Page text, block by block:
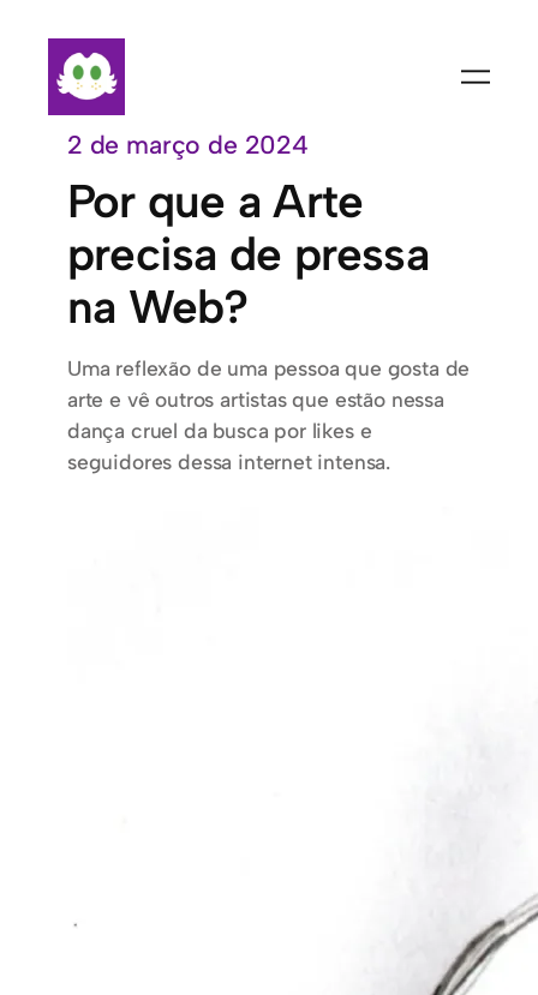
conteúdo
2 de março de 2024
Por que a Arte
precisa de pressa
na Web?
Uma reflexão de uma pessoa que gosta de
arte e vê outros artistas que estão nessa
dança cruel da busca por likes e
seguidores dessa internet intensa.